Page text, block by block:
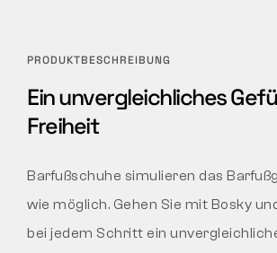
PRODUKTBESCHREIBUNG
Ein unvergleichliches
Freiheit
Barfußschuhe simulieren das
wie möglich. Gehen Sie mit Bosky
bei jedem Schritt ein